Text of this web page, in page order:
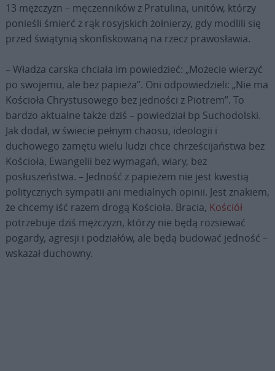
13 mężczyzn – męczenników z Pratulina, unitów, którzy
ponieśli śmierć z rąk rosyjskich żołnierzy, gdy modlili się
przed świątynią skonfiskowaną na rzecz prawosławia.
– Władza carska chciała im powiedzieć: „Możecie wierzyć
po swojemu, ale bez papieża”. Oni odpowiedzieli: „Nie ma
Kościoła Chrystusowego bez jedności z Piotrem”. To
bardzo aktualne także dziś – powiedział bp Suchodolski.
Jak dodał, w świecie pełnym chaosu, ideologii i
duchowego zamętu wielu ludzi chce chrześcijaństwa bez
Kościoła, Ewangelii bez wymagań, wiary, bez
posłuszeństwa. – Jedność z papieżem nie jest kwestią
politycznych sympatii ani medialnych opinii. Jest znakiem,
że chcemy iść razem drogą Kościoła. Bracia, Kościół
potrzebuje dziś mężczyzn, którzy nie będą rozsiewać
pogardy, agresji i podziałów, ale będą budować jedność –
wskazał duchowny.